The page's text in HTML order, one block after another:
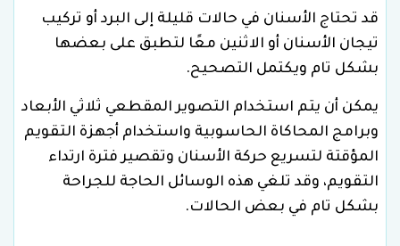
قد تحتاج الأسنان في حالات قليلة إلى البرد أو تركيب
تيجان الأسنان أو الاثنين معًا لتطبق على بعضها
بشكل تام ويكتمل التصحيح.
يمكن أن يتم استخدام التصوير المقطعي ثلاثي الأبعاد
وبرامج المحاكاة الحاسوبية واستخدام أجهزة التقويم
المؤقتة لتسريع حركة الأسنان وتقصير فترة ارتداء
التقويم، وقد تلغي هذه الوسائل الحاجة للجراحة
بشكل تام في بعض الحالات.